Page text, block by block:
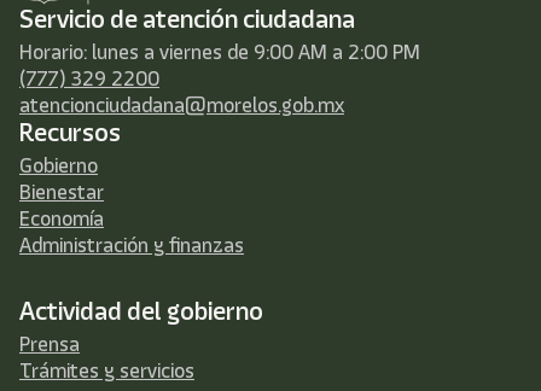
Servicio de atención ciudadana
Horario: lunes a viernes de 9:00 AM a 2:00 PM
(777) 329 2200
atencionciudadana@morelos.gob.mx
Recursos
Gobierno
Bienestar
Economía
Administración y finanzas
Actividad del gobierno
Prensa
Trámites y servicios